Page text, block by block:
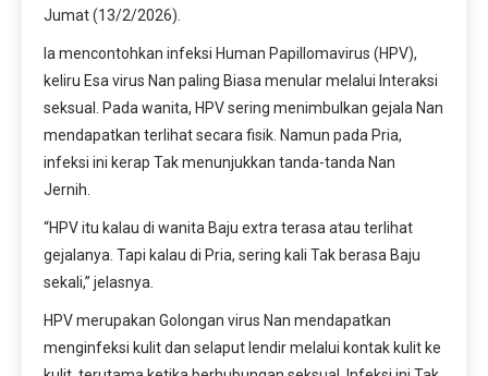
Jumat (13/2/2026).
Ia mencontohkan infeksi Human Papillomavirus (HPV),
keliru Esa virus Nan paling Biasa menular melalui Interaksi
seksual. Pada wanita, HPV sering menimbulkan gejala Nan
mendapatkan terlihat secara fisik. Namun pada Pria,
infeksi ini kerap Tak menunjukkan tanda-tanda Nan
Jernih.
“HPV itu kalau di wanita Baju extra terasa atau terlihat
gejalanya. Tapi kalau di Pria, sering kali Tak berasa Baju
sekali,” jelasnya.
HPV merupakan Golongan virus Nan mendapatkan
menginfeksi kulit dan selaput lendir melalui kontak kulit ke